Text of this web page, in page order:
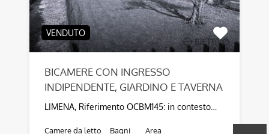
VENDUTO
BICAMERE CON INGRESSO
INDIPENDENTE, GIARDINO E TAVERNA
LIMENA, Riferimento OCBM145: in contesto…
Camere da letto
Bagni
Area